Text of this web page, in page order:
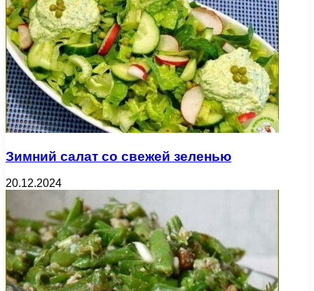
Зимний салат со свежей зеленью
20.12.2024